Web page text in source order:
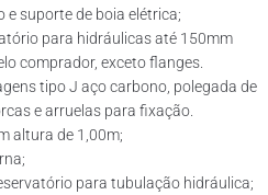
e suporte de boia elétrica;
para hidráulicas até 150mm
comprador, exceto flanges.
tipo J aço carbono, polegada de
e arruelas para fixação.
altura de 1,00m;
para tubulação hidráulica;